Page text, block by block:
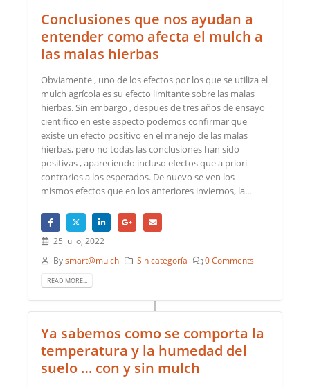
Conclusiones que nos ayudan a
entender como afecta el mulch a
las malas hierbas
Obviamente , uno de los efectos por los que se utiliza el
mulch agrícola es su efecto limitante sobre las malas
hierbas. Sin embargo , despues de tres años de ensayo
cientifico en este aspecto podemos confirmar que
existe un efecto positivo en el manejo de las malas
hierbas, pero no todas las conclusiones han sido
positivas , apareciendo incluso efectos que a priori
contrarios a los esperados. De nuevo se ven los
mismos efectos que en los anteriores inviernos, la...
25 julio, 2022
Bysmart@mulch Sin categoría 0 Comments
READ MORE...
Ya sabemos como se comporta la
temperatura y la humedad del
suelo … con y sin mulch